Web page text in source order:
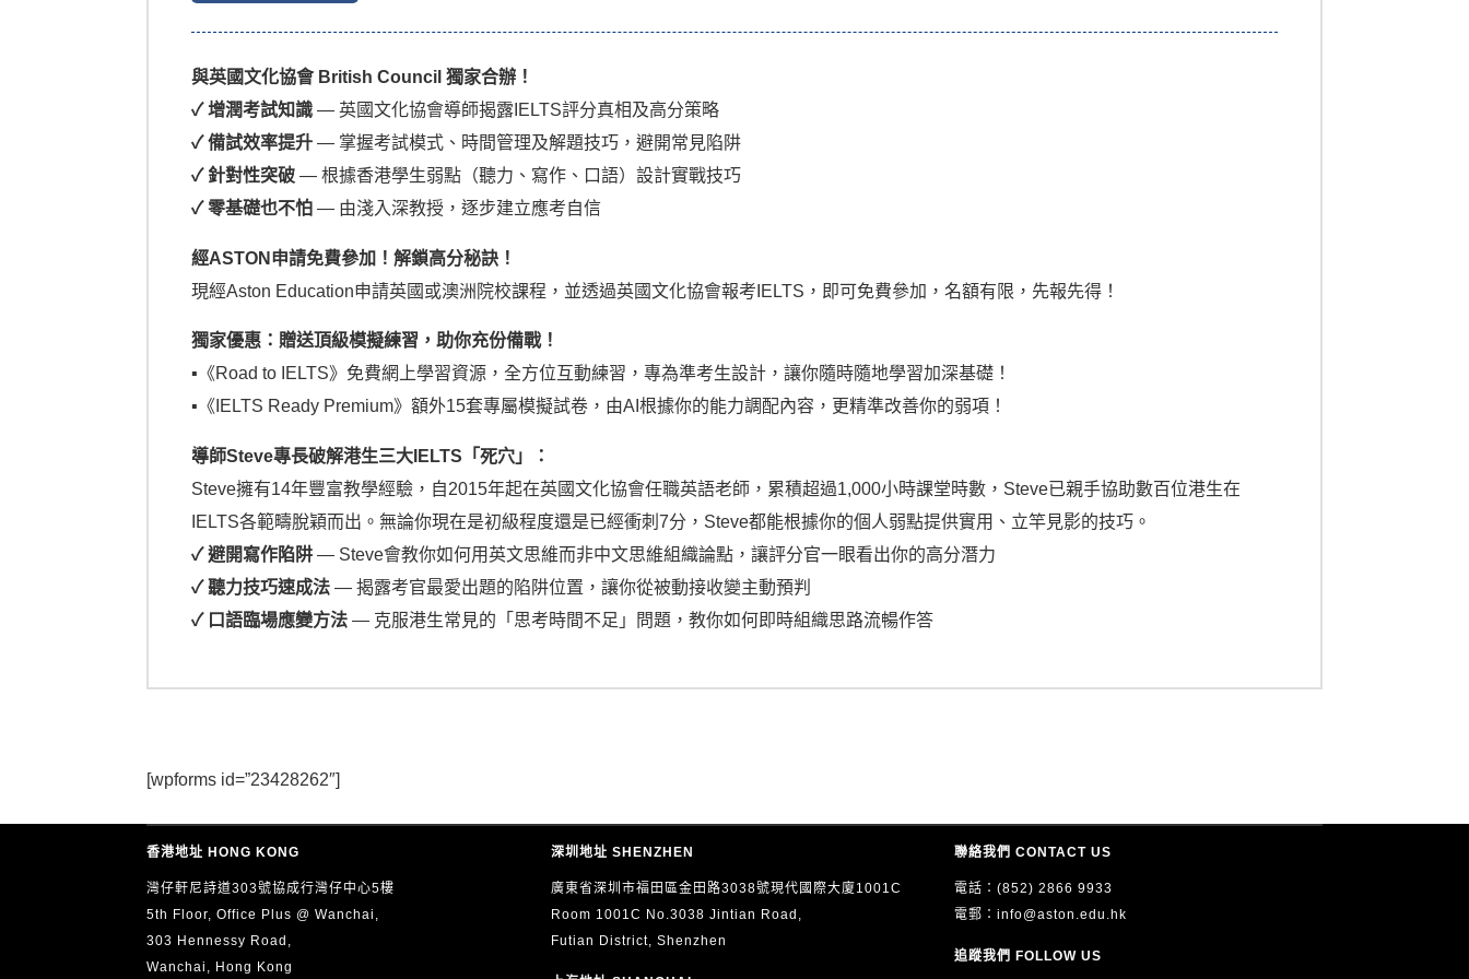
與英國文化協會 British Council 獨家合辦！
✓ 增潤考試知識 — 英國文化協會導師揭露IELTS評分真相及高分策略
✓ 備試效率提升 — 掌握考試模式、時間管理及解題技巧，避開常見陷阱
✓ 針對性突破 — 根據香港學生弱點（聽力、寫作、口語）設計實戰技巧
✓ 零基礎也不怕 — 由淺入深教授，逐步建立應考自信
經ASTON申請免費參加！解鎖高分秘訣！
現經Aston Education申請英國或澳洲院校課程，並透過英國文化協會報考IELTS，即可免費參加，名額有限，先報先得！
獨家優惠：贈送頂級模擬練習，助你充份備戰！
▪︎《Road to IELTS》免費網上學習資源，全方位互動練習，專為準考生設計，讓你隨時隨地學習加深基礎！
▪︎《IELTS Ready Premium》額外15套專屬模擬試卷，由AI根據你的能力調配內容，更精準改善你的弱項！
導師Steve專長破解港生三大IELTS「死穴」：
Steve擁有14年豐富教學經驗，自2015年起在英國文化協會任職英語老師，累積超過1,000小時課堂時數，Steve已親手協助數百位港生在
IELTS各範疇脫穎而出。無論你現在是初級程度還是已經衝刺7分，Steve都能根據你的個人弱點提供實用、立竿見影的技巧。
✓ 避開寫作陷阱 — Steve會教你如何用英文思維而非中文思維組織論點，讓評分官一眼看出你的高分潛力
✓ 聽力技巧速成法 — 揭露考官最愛出題的陷阱位置，讓你從被動接收變主動預判
✓ 口語臨場應變方法 — 克服港生常見的「思考時間不足」問題，教你如何即時組織思路流暢作答
[wpforms id=”23428262″]
香港地址 HONG KONG
灣仔軒尼詩道303號協成行灣仔中心5樓
5th Floor, Office Plus @ Wanchai,
303 Hennessy Road,
Wanchai, Hong Kong
深圳地址 SHENZHEN
廣東省深圳市福田區金田路3038號現代國際大廈1001C
Room 1001C No.3038 Jintian Road,
Futian District, Shenzhen
聯絡我們 CONTACT US
電話：(852) 2866 9933
電郵： info@aston.edu.hk
追蹤我們 FOLLOW US